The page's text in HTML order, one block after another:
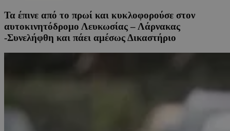
Τα έπινε από το πρωί και κυκλοφορούσε στον
αυτοκινητόδρομο Λευκωσίας – Λάρνακας
-Συνελήφθη και πάει αμέσως Δικαστήριο